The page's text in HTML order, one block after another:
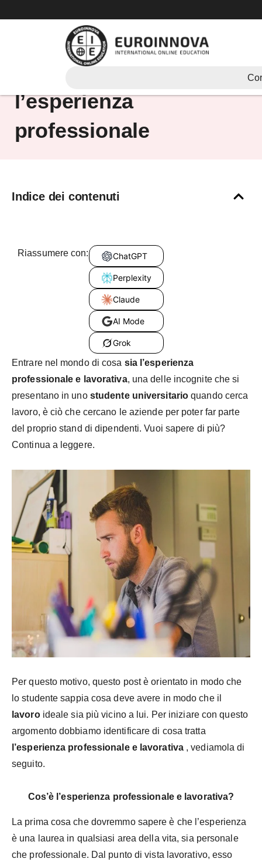
al
Sapere cos’è
l’esperienza
professionale
Indice dei contenuti
Riassumere con: ChatGPT
Perplexity
Claude
AI Mode
Grok
Entrare nel mondo di cosa sia l’esperienza
professionale e lavorativa, una delle incognite che si
presentano in uno studente universitario quando cerca
lavoro, è ciò che cercano le aziende per poter far parte
del proprio stand di dipendenti. Vuoi sapere di più?
Continua a leggere.
Per questo motivo, questo post è orientato in modo che
lo studente sappia cosa deve avere in modo che il
lavoroideale sia più vicino a lui. Per iniziare con questo
argomento dobbiamo identificare di cosa tratta
l’esperienza professionale e lavorativa, vediamola di
seguito.
Cos’è l’esperienza professionale e lavorativa?
La prima cosa che dovremmo sapere è che l’esperienza
è una laurea in qualsiasi area della vita, sia personale
che professionale. Dal punto di vista lavorativo, esso